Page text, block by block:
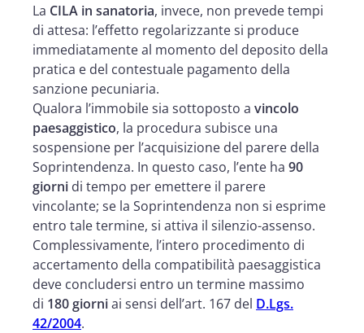
La CILA in sanatoria, invece, non prevede tempi
di attesa: l’effetto regolarizzante si produce
immediatamente al momento del deposito della
pratica e del contestuale pagamento della
sanzione pecuniaria.
Qualora l’immobile sia sottoposto a vincolo
paesaggistico, la procedura subisce una
sospensione per l’acquisizione del parere della
Soprintendenza. In questo caso, l’ente ha 90
giorni di tempo per emettere il parere
vincolante; se la Soprintendenza non si esprime
entro tale termine, si attiva il silenzio-assenso.
Complessivamente, l’intero procedimento di
accertamento della compatibilità paesaggistica
deve concludersi entro un termine massimo
di 180 giorniai sensi dell’art. 167 del D.Lgs.
42/2004.